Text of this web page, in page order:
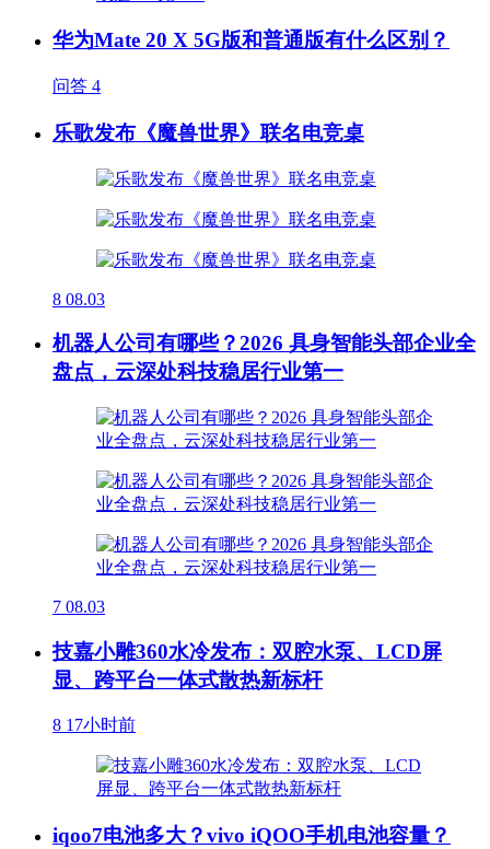
华为Mate 20 X 5G版和普通版有什么区别？
问答 4
乐歌发布《魔兽世界》联名电竞桌
8 08.03
机器人公司有哪些？2026 具身智能头部企业全
盘点，云深处科技稳居行业第一
7 08.03
技嘉小雕360水冷发布：双腔水泵、LCD屏
显、跨平台一体式散热新标杆
8 17小时前
iqoo7电池多大？vivo iQOO手机电池容量？